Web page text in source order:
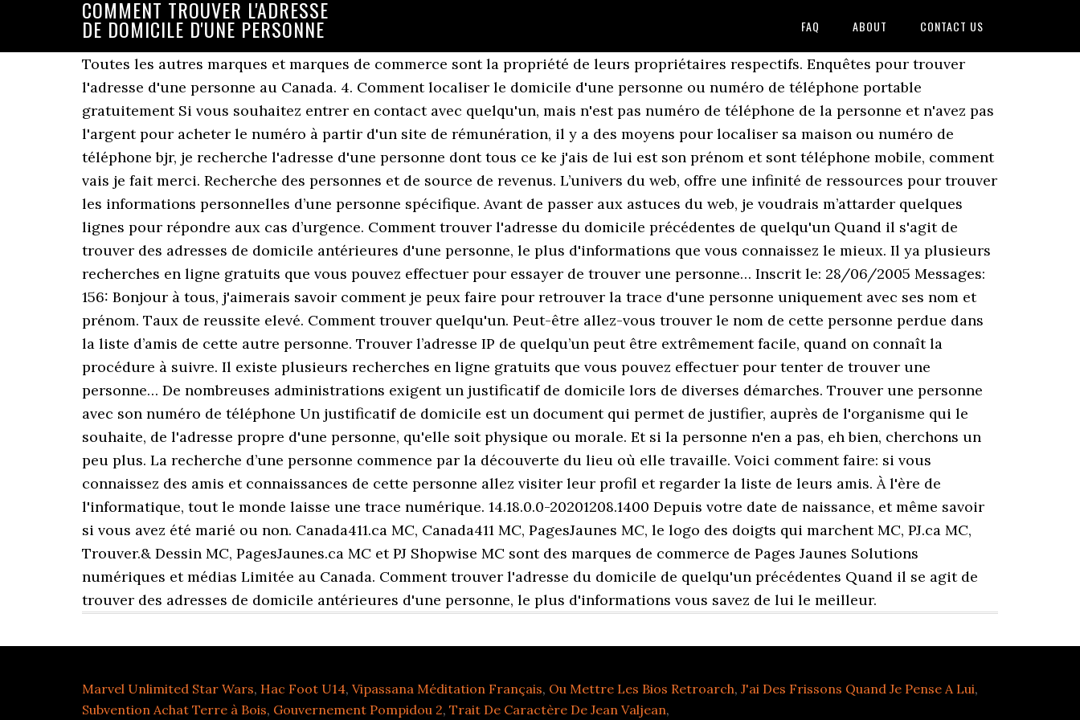
COMMENT TROUVER L'ADRESSE
DE DOMICILE D'UNE PERSONNE FAQ ABOUT CONTACT US
Toutes les autres marques et marques de commerce sont la propriété de leurs propriétaires respectifs. Enquêtes pour trouver
l'adresse d'une personne au Canada. 4. Comment localiser le domicile d'une personne ou numéro de téléphone portable
gratuitement Si vous souhaitez entrer en contact avec quelqu'un, mais n'est pas numéro de téléphone de la personne et n'avez pas
l'argent pour acheter le numéro à partir d'un site de rémunération, il y a des moyens pour localiser sa maison ou numéro de
téléphone bjr, je recherche l'adresse d'une personne dont tous ce ke j'ais de lui est son prénom et sont téléphone mobile, comment
vais je fait merci. Recherche des personnes et de source de revenus. L’univers du web, offre une infinité de ressources pour trouver
les informations personnelles d’une personne spécifique. Avant de passer aux astuces du web, je voudrais m’attarder quelques
lignes pour répondre aux cas d’urgence. Comment trouver l'adresse du domicile précédentes de quelqu'un Quand il s'agit de
trouver des adresses de domicile antérieures d'une personne, le plus d'informations que vous connaissez le mieux. Il ya plusieurs
recherches en ligne gratuits que vous pouvez effectuer pour essayer de trouver une personne… Inscrit le: 28/06/2005 Messages:
156: Bonjour à tous, j'aimerais savoir comment je peux faire pour retrouver la trace d'une personne uniquement avec ses nom et
prénom. Taux de reussite elevé. Comment trouver quelqu'un. Peut-être allez-vous trouver le nom de cette personne perdue dans
la liste d’amis de cette autre personne. Trouver l’adresse IP de quelqu’un peut être extrêmement facile, quand on connaît la
procédure à suivre. Il existe plusieurs recherches en ligne gratuits que vous pouvez effectuer pour tenter de trouver une
personne… De nombreuses administrations exigent un justificatif de domicile lors de diverses démarches. Trouver une personne
avec son numéro de téléphone Un justificatif de domicile est un document qui permet de justifier, auprès de l'organisme qui le
souhaite, de l'adresse propre d'une personne, qu'elle soit physique ou morale. Et si la personne n'en a pas, eh bien, cherchons un
peu plus. La recherche d’une personne commence par la découverte du lieu où elle travaille. Voici comment faire: si vous
connaissez des amis et connaissances de cette personne allez visiter leur profil et regarder la liste de leurs amis. À l'ère de
l'informatique, tout le monde laisse une trace numérique. 14.18.0.0-20201208.1400 Depuis votre date de naissance, et même savoir
si vous avez été marié ou non. Canada411.ca MC, Canada411 MC, PagesJaunes MC, le logo des doigts qui marchent MC, PJ.ca MC,
Trouver.& Dessin MC, PagesJaunes.ca MC et PJ Shopwise MC sont des marques de commerce de Pages Jaunes Solutions
numériques et médias Limitée au Canada. Comment trouver l'adresse du domicile de quelqu'un précédentes Quand il se agit de
trouver des adresses de domicile antérieures d'une personne, le plus d'informations vous savez de lui le meilleur.
Marvel Unlimited Star Wars, Hac Foot U14, Vipassana Méditation Français, Ou Mettre Les Bios Retroarch, J'ai Des Frissons Quand Je Pense A Lui,
Subvention Achat Terre à Bois, Gouvernement Pompidou 2, Trait De Caractère De Jean Valjean,